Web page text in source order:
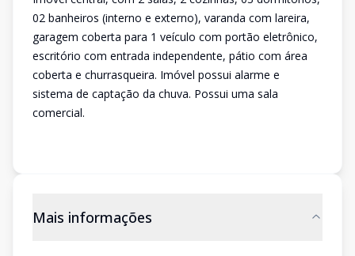
02 banheiros (interno e externo), varanda com lareira,
garagem coberta para 1 veículo com portão eletrônico,
escritório com entrada independente, pátio com área
coberta e churrasqueira. Imóvel possui alarme e
sistema de captação da chuva. Possui uma sala
comercial.
Mais informações